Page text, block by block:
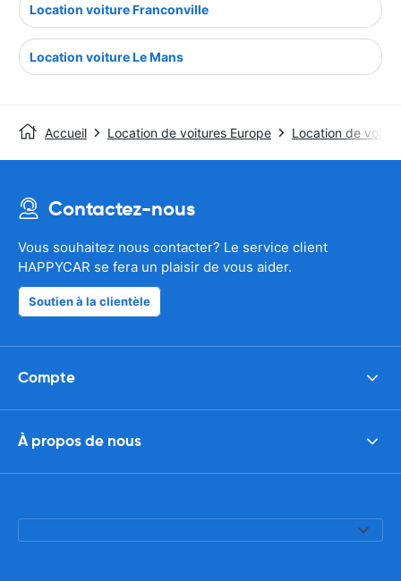
Location voiture Franconville
Location voiture Le Mans
Accueil Location de voitures Europe Location de
Contactez-nous
Vous souhaitez nous contacter? Le service client
HAPPYCAR se fera un plaisir de vous aider.
Soutien à la clientèle
Compte
À propos de nous